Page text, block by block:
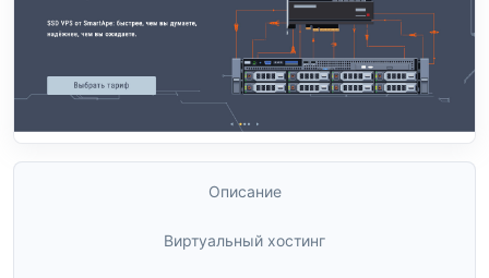
Описание
Виртуальный хостинг